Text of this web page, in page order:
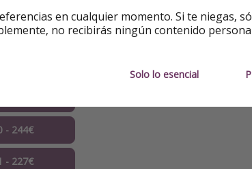
- 255€
- 244€
- 227€
en cualquier momento. Si te niegas,
no recibirás ningún contenido
Solo lo esencial